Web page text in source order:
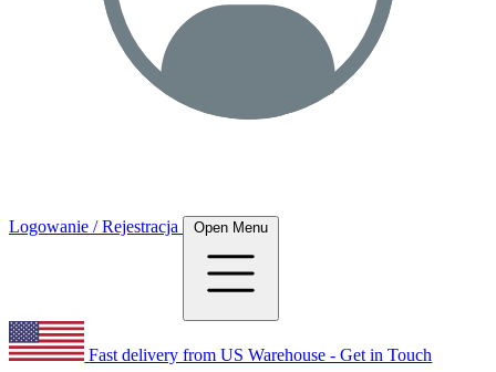
Logowanie / Rejestracja Open Menu
Fast delivery from US Warehouse - Get in Touch